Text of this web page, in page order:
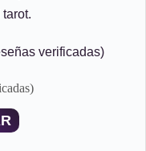
verificadas)